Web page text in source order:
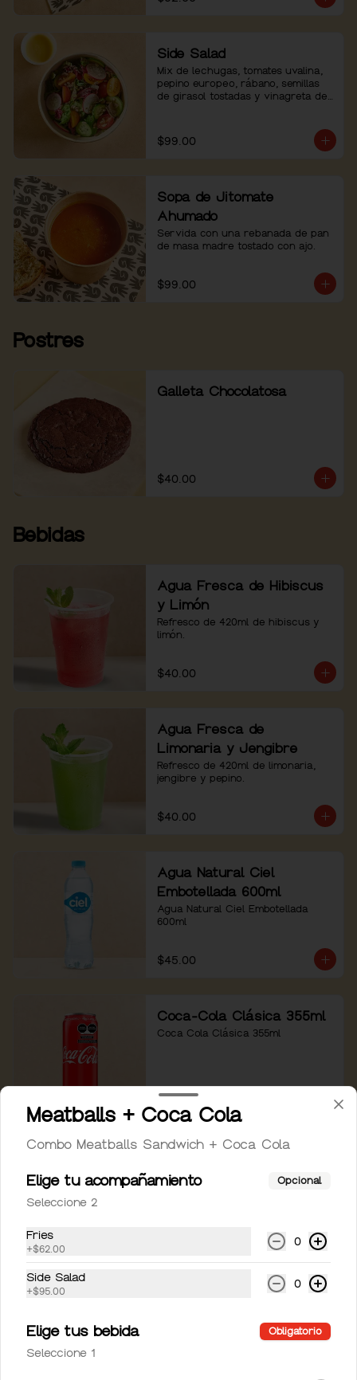
Side Salad
Mix de lechugas, tomates uvalina,
pepino europeo, rábano, semillas
de girasol tostadas y vinagreta de
$99.00
Sopa de Jitomate
Ahumado
Servida con una rebanada de pan
de masa madre tostado con ajo.
$99.00
Postres
Galleta Chocolatosa
$40.00
Bebidas
Agua Fresca de Hibiscus
y Limón
Refresco de 420ml de hibiscus y
limón.
$40.00
Agua Fresca de
Limonaria y Jengibre
Refresco de 420ml de limonaria,
jengibre y pepino.
$40.00
Agua Natural Ciel
Embotellada 600ml
Agua Natural Ciel Embotellada
600ml
$45.00
Coca-Cola Clásica 355ml
Coca Cola Clásica 355ml
Coca-Cola Light 355ml
Coca-Cola Sin Azúcar 355ml
Meatballs + Coca Cola
Combo Meatballs Sandwich + Coca Cola
Elige tu acompañamiento Opcional
Seleccione 2
Fries
+$62.00
0
Side Salad
+$95.00
0
Elige tus bebida Obligatorio
Seleccione 1